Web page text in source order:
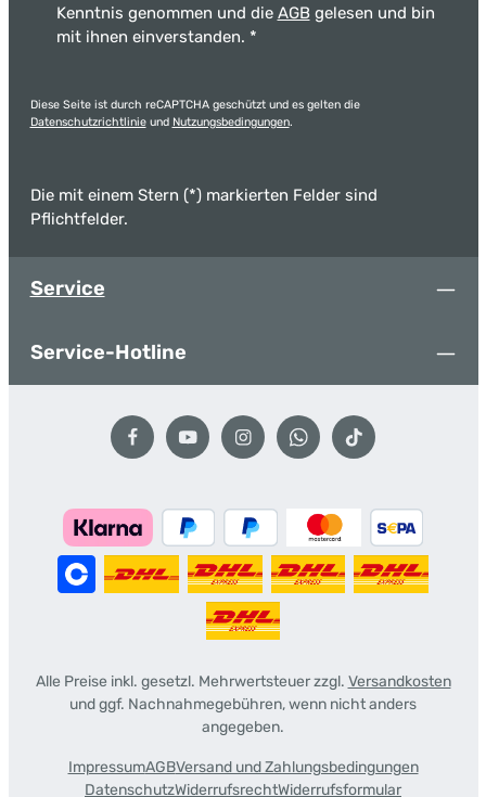
Kenntnis genommen und die AGB gelesen und bin
mit ihnen einverstanden. *
Diese Seite ist durch reCAPTCHA geschützt und es gelten die
Datenschutzrichtlinieund Nutzungsbedingungen.
Die mit einem Stern (*) markierten Felder sind
Pflichtfelder.
Service
Service-Hotline
Alle Preise inkl. gesetzl. Mehrwertsteuer zzgl. Versandkosten
und ggf. Nachnahmegebühren, wenn nicht anders
angegeben.
ImpressumAGBVersand und Zahlungsbedingungen
DatenschutzWiderrufsrechtWiderrufsformular